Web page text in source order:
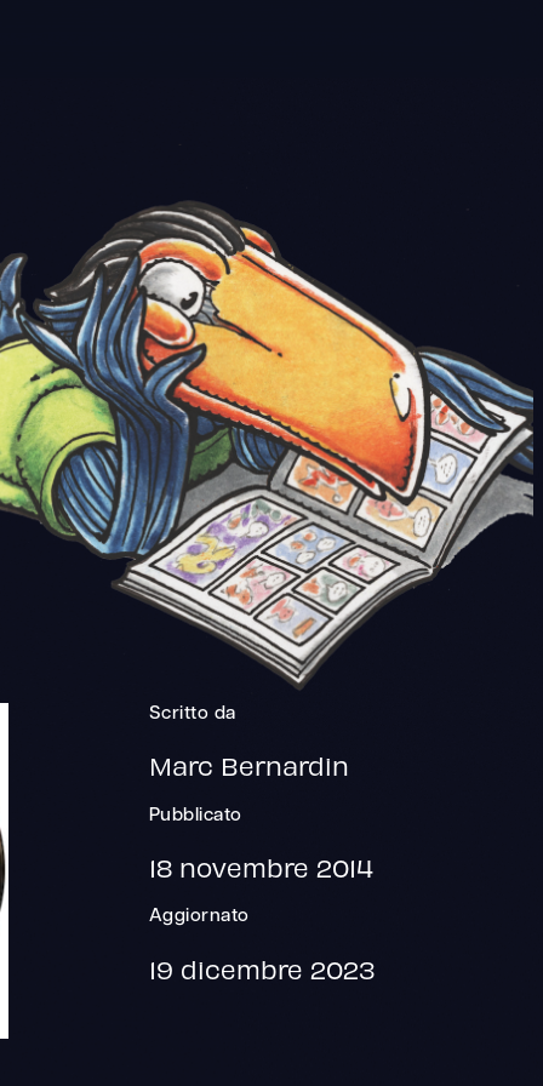
Scritto da
Marc Bernardin
Pubblicato
18 novembre 2014
Aggiornato
19 dicembre 2023